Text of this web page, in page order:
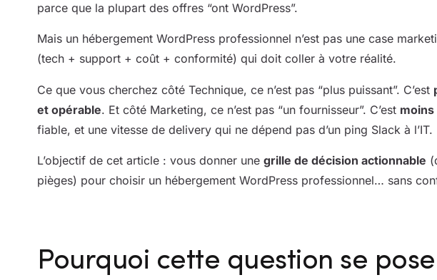
parce que la plupart des offres “ont WordPress”.
Mais un hébergement WordPress professionnel n’est pas une case
(tech + support + coût + conformité) qui doit coller à votre réalité.
Ce que vous cherchez côté Technique, ce n’est pas “plus puissant”. C’est
et opérable. Et côté Marketing, ce n’est pas “un fournisseur”. C’est
fiable, et une vitesse de delivery qui ne dépend pas d’un ping Slack à l’IT.
L’objectif de cet article : vous donner une grille de décision actionnable
pièges) pour choisir un hébergement WordPress professionnel… sans
Pourquoi cette question se